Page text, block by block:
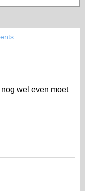
wel even moet